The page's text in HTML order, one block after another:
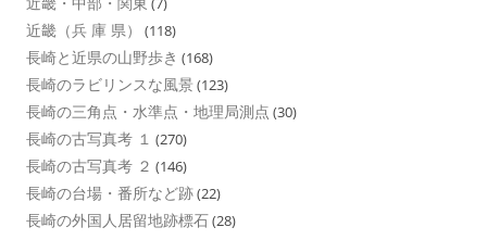
近畿（兵 庫 県） (118)
長崎と近県の山野歩き (168)
長崎のラビリンスな風景 (123)
長崎の三角点・水準点・地理局測点 (30)
長崎の古写真考 １ (270)
長崎の古写真考 ２ (146)
長崎の台場・番所など跡(22)
長崎の外国人居留地跡標石(28)